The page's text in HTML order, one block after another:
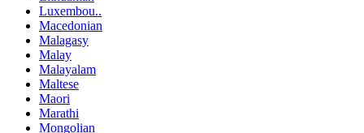
Luxembou..
Macedonian
Malagasy
Malay
Malayalam
Maltese
Maori
Marathi
Mongolian